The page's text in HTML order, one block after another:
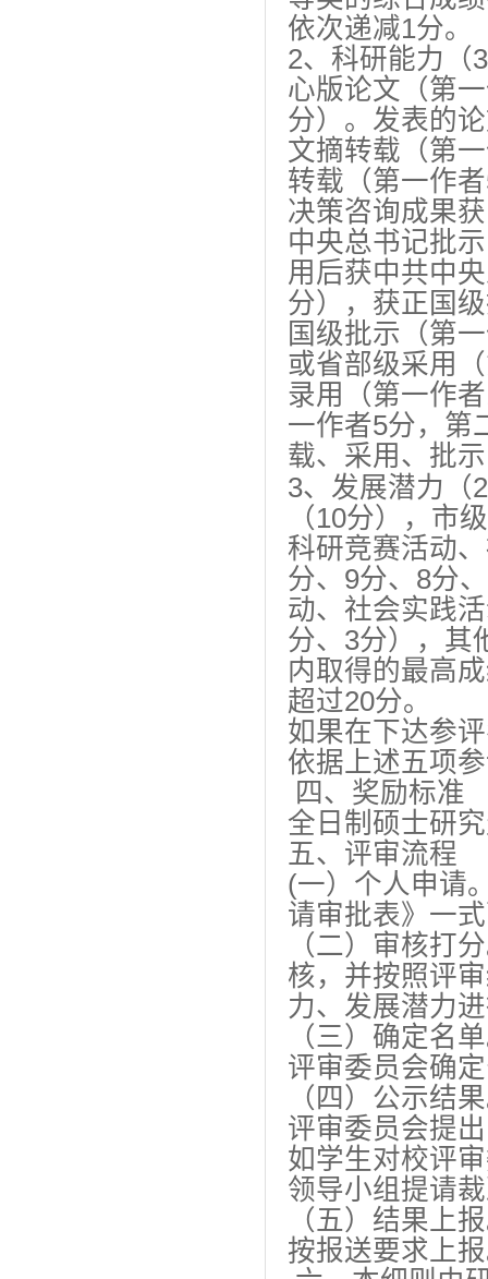
依次递减1分。
2、科研能力（
心版论文（第
分）。发表的
文摘转载（第
转载（第一作
决策咨询成果
中央总书记批
用后获中共中
分），获正国
国级批示（第
或省部级采用
录用（第一作
一作者5分，第
载、采用、批
3、发展潜力（
（10分），市
科研竞赛活动
分、9分、8分
动、社会实践
分、3分），其
内取得的最高
超过20分。
如果在下达参
依据上述五项
四、奖励标准
全日制硕士研
五、评审流程
(一）个人申请
请审批表》一
（二）审核打
核，并按照评
力、发展潜力
（三）确定名
评审委员会确
（四）公示结
评审委员会提
如学生对校评
领导小组提请
（五）结果上
按报送要求上